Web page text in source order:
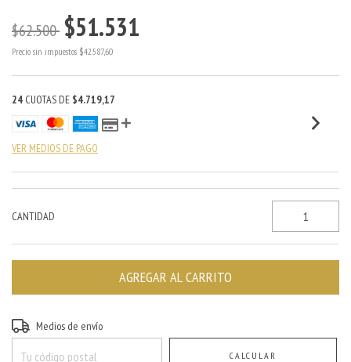
$62.500 $51.531
Precio sin impuestos $42.587,60
24 CUOTAS DE $4.719,17
VER MEDIOS DE PAGO
CANTIDAD
Entregas para el CP:
Medios de envío
CALCULAR